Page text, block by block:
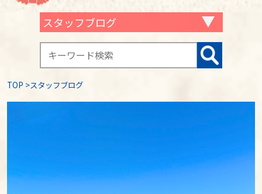
スタッフブログ
TOP >スタッフブログ